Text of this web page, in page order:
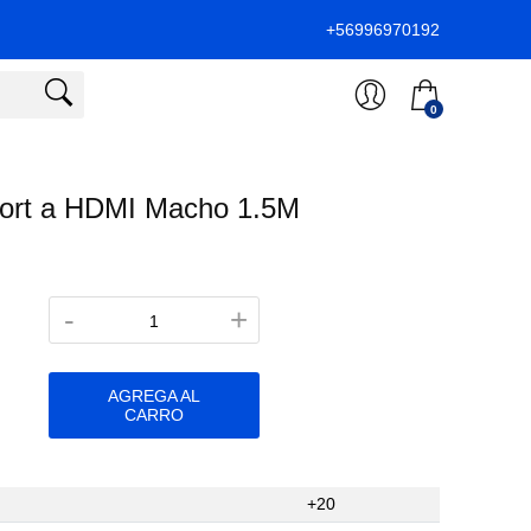
+56996970192
0
a HDMI Macho 1.5M
+
-
AGREGA AL
CARRO
+20